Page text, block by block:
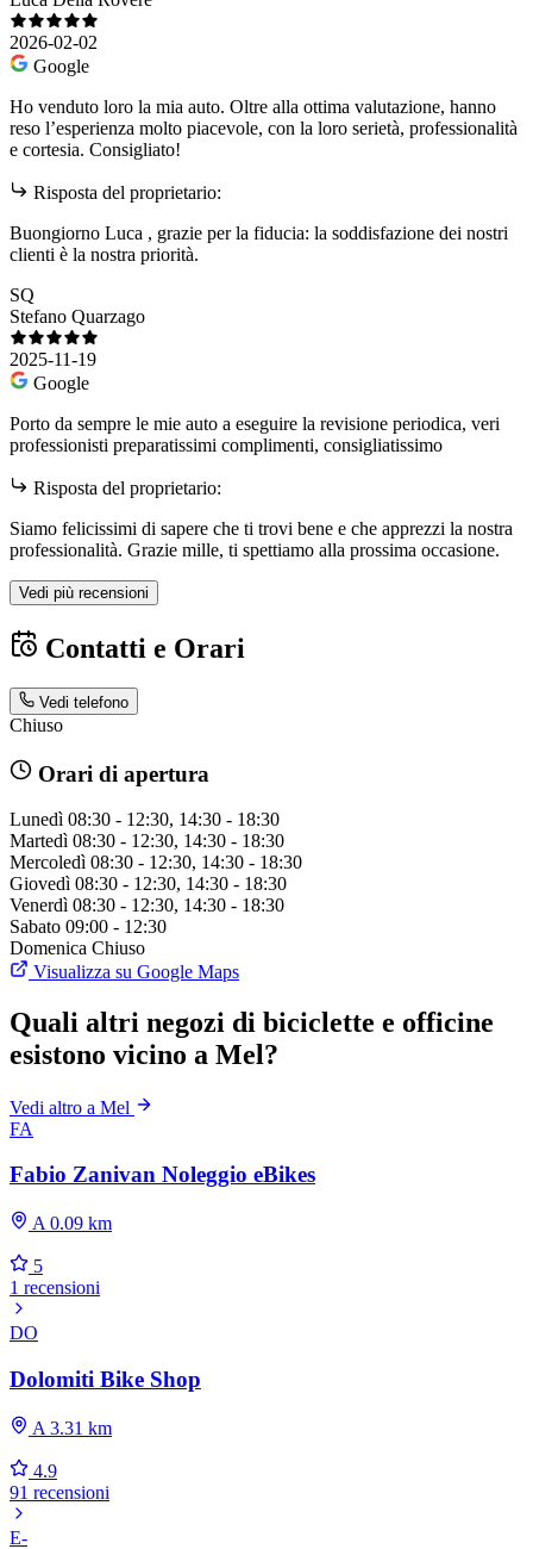
2026-02-02
Google
Ho venduto loro la mia auto. Oltre alla ottima valutazione, hanno
reso l’esperienza molto piacevole, con la loro serietà, professionalità
e cortesia. Consigliato!
Risposta del proprietario:
Buongiorno Luca , grazie per la fiducia: la soddisfazione dei nostri
clienti è la nostra priorità.
SQ
Stefano Quarzago
2025-11-19
Google
Porto da sempre le mie auto a eseguire la revisione periodica, veri
professionisti preparatissimi complimenti, consigliatissimo
Risposta del proprietario:
Siamo felicissimi di sapere che ti trovi bene e che apprezzi la nostra
professionalità. Grazie mille, ti spettiamo alla prossima occasione.
Vedi più recensioni
Contatti e Orari
Vedi telefono
Chiuso
Orari di apertura
Lunedì 08:30 - 12:30, 14:30 - 18:30
Martedì 08:30 - 12:30, 14:30 - 18:30
Mercoledì 08:30 - 12:30, 14:30 - 18:30
Giovedì 08:30 - 12:30, 14:30 - 18:30
Venerdì 08:30 - 12:30, 14:30 - 18:30
Sabato 09:00 - 12:30
Domenica Chiuso
Visualizza su Google Maps
Quali altri negozi di biciclette e officine
esistono vicino a Mel?
Vedi altro a Mel
FA
Fabio Zanivan Noleggio eBikes
A 0.09 km
5
1 recensioni
DO
Dolomiti Bike Shop
A 3.31 km
4.9
91 recensioni
E-